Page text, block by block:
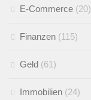
E-Commerce (20)
Finanzen (115)
Geld (61)
Immobilien (24)